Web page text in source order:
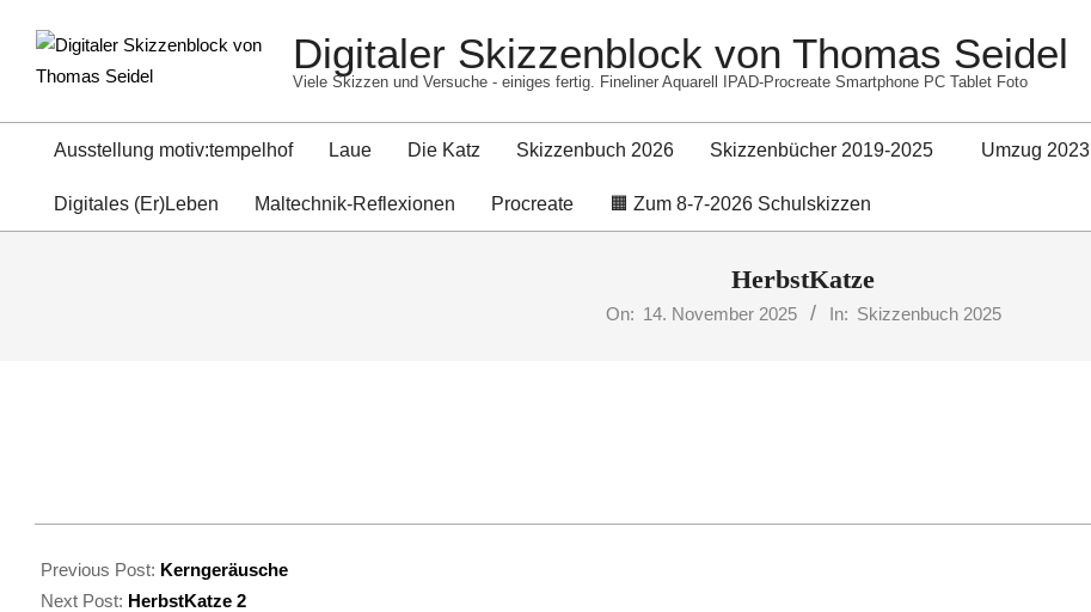
content
Digitaler Skizzenblock von Thomas Seidel
Viele Skizzen und Versuche - einiges fertig. Fineliner Aquarell IPAD-Procreate Smartphone PC Tablet Foto
Ausstellung motiv:tempelhof Laue Die Katz Skizzenbuch 2026 Skizzenbücher 2019-2025 Umzug 2023
Digitales (Er)Leben Maltechnik-Reflexionen Procreate 🟧 Zum 8-7-2026 Schulskizzen
HerbstKatze
On: 14. November 2025 In: Skizzenbuch 2025
11-
14
Previous Post: Kerngeräusche
Next Post: HerbstKatze 2